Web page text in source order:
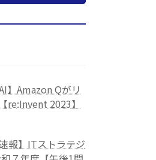
】Amazon Qがリ
re:Invent 2023】
速報】ITストラテジ